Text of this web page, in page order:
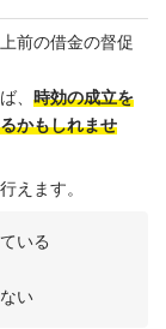
前の借金の督促
、 時効の成立を
かもしれませ
えます。
いる
い